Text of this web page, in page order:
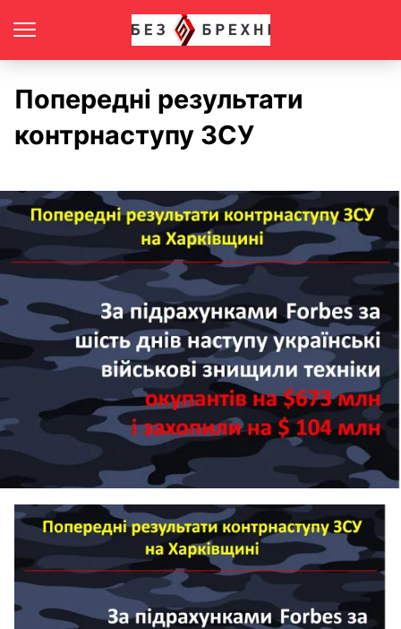
Попередні результати
контрнаступу ЗСУ